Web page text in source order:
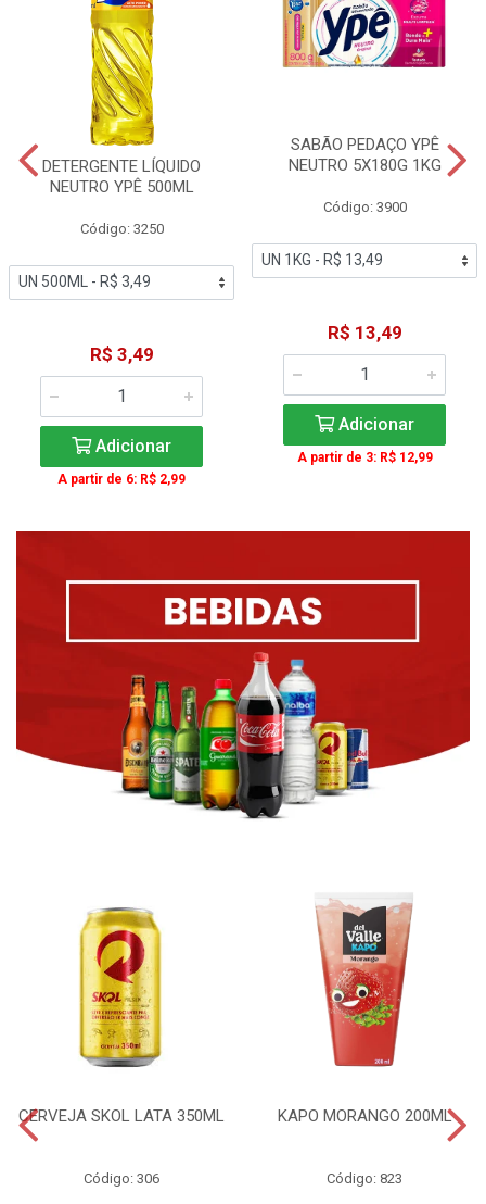
DETERGENTE LÍQUIDO
NEUTRO YPÊ 500ML
Código: 3250
R$ 3,49
Adicionar
A partir de 6: R$ 2,99
SABÃO PEDAÇO YPÊ
NEUTRO 5X180G 1KG
Código: 3900
R$ 13,49
Adicionar
A partir de 3: R$ 12,99
CERVEJA SKOL LATA 350ML
Código: 306
KAPO MORANGO 200ML
Código: 823